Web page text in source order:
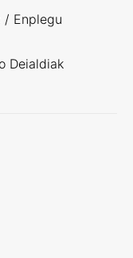
/ Enplegu
Deialdiak